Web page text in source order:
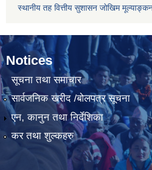
स्थानीय तह वित्तीय सुशासन जोखिम
Notices
सूचना तथा समाचार
सार्वजनिक खरीद /बोलपत्र सूचना
एन, कानुन तथा निर्देशिका
कर तथा शुल्कहरु